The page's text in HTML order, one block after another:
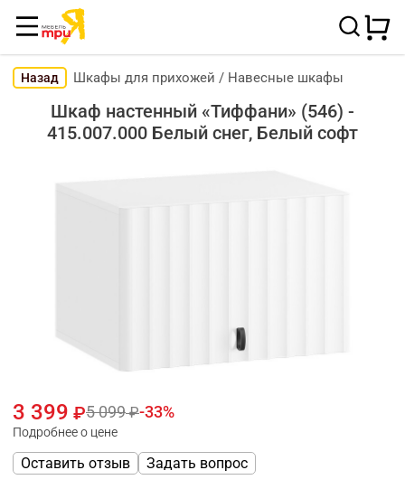
Назад Шкафы для прихожей / Навесные шкафы
Шкаф настенный «Тиффани» (546) -
415.007.000 Белый снег, Белый софт
3 399 5 099 33
Подробнее о цене
Оставить отзыв Задать вопрос